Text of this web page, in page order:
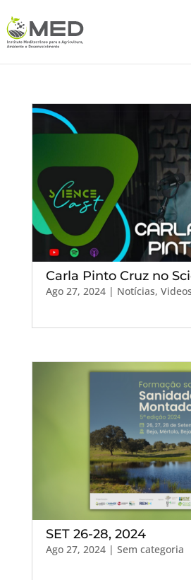
Carla Pinto Cruz no
Ago 27, 2024| Notícias,
SET 26-28, 2024
Ago 27, 2024| Sem categoria